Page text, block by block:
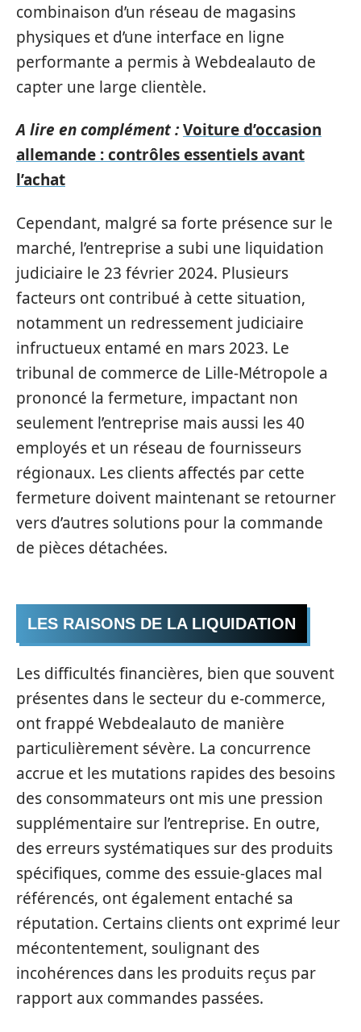
combinaison d’un réseau de magasins
physiques et d’une interface en ligne
performante a permis à Webdealauto de
capter une large clientèle.
A lire en complément :Voiture d’occasion
allemande : contrôles essentiels avant
l’achat
Cependant, malgré sa forte présence sur le
marché, l’entreprise a subi une liquidation
judiciaire le 23 février 2024. Plusieurs
facteurs ont contribué à cette situation,
notamment un redressement judiciaire
infructueux entamé en mars 2023. Le
tribunal de commerce de Lille-Métropole a
prononcé la fermeture, impactant non
seulement l’entreprise mais aussi les 40
employés et un réseau de fournisseurs
régionaux. Les clients affectés par cette
fermeture doivent maintenant se retourner
vers d’autres solutions pour la commande
de pièces détachées.
LES RAISONS DE LA LIQUIDATION
Les difficultés financières, bien que souvent
présentes dans le secteur du e-commerce,
ont frappé Webdealauto de manière
particulièrement sévère. La concurrence
accrue et les mutations rapides des besoins
des consommateurs ont mis une pression
supplémentaire sur l’entreprise. En outre,
des erreurs systématiques sur des produits
spécifiques, comme des essuie-glaces mal
référencés, ont également entaché sa
réputation. Certains clients ont exprimé leur
mécontentement, soulignant des
incohérences dans les produits reçus par
rapport aux commandes passées.